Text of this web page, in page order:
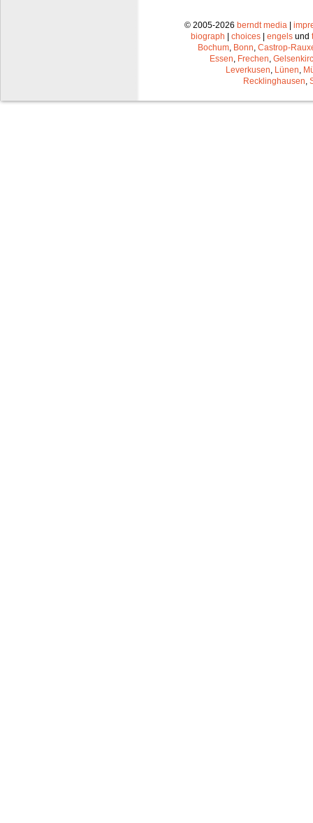
© 2005-2026 berndt media |
biograph | choices | engels und
Bochum Bonn Castrop-
Essen Frechen
Leverkusen Lünen
Recklinghausen